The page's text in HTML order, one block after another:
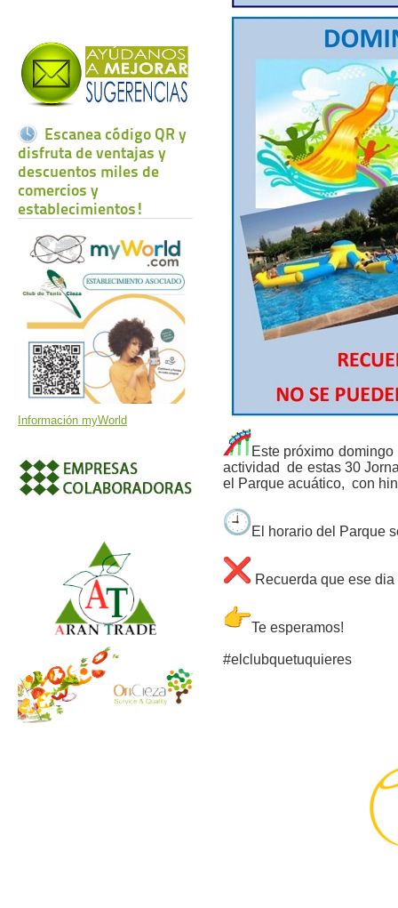
Escanea código QR y
disfruta de ventajas y
descuentos miles de
comercios y
establecimientos!
Información myWorld
Este próximo
actividad de estas 30
el Parque acuático, con
El horario del Parque
Recuerda que ese
Te esperamos!
#elclubquetuquieres